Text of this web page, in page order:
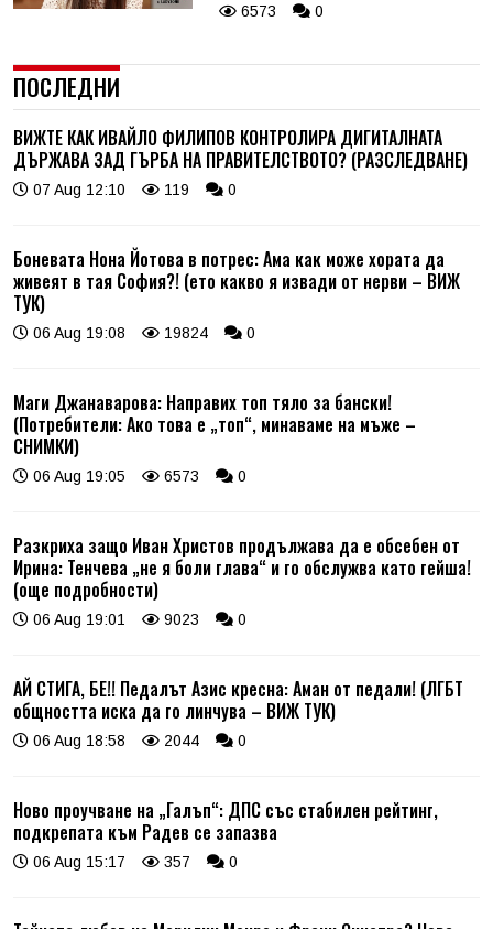
6573 0
ПОСЛЕДНИ
ВИЖТЕ КАК ИВАЙЛО ФИЛИПОВ КОНТРОЛИРА ДИГИТАЛНАТА
ДЪРЖАВА ЗАД ГЪРБА НА ПРАВИТЕЛСТВОТО? (РАЗСЛЕДВАНЕ)
07 Aug 12:10 119 0
Боневата Нона Йотова в потрес: Ама как може хората да
живеят в тая София?! (ето какво я извади от нерви – ВИЖ
ТУК)
06 Aug 19:08 19824 0
Маги Джанаварова: Направих топ тяло за бански!
(Потребители: Ако това е „топ“, минаваме на мъже –
СНИМКИ)
06 Aug 19:05 6573 0
Разкриха защо Иван Христов продължава да е обсебен от
Ирина: Тенчева „не я боли глава“ и го обслужва като гейша!
(още подробности)
06 Aug 19:01 9023 0
АЙ СТИГА, БЕ!! Педалът Азис кресна: Аман от педали! (ЛГБТ
общността иска да го линчува – ВИЖ ТУК)
06 Aug 18:58 2044 0
Ново проучване на „Галъп“: ДПС със стабилен рейтинг,
подкрепата към Радев се запазва
06 Aug 15:17 357 0